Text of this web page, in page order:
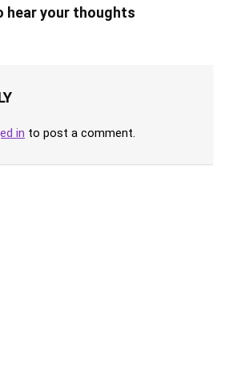
hear your thoughts
in to post a comment.